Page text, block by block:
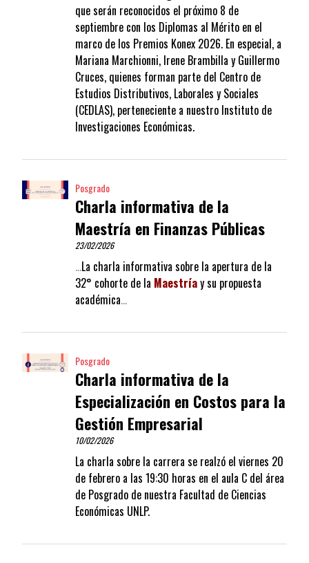
que serán reconocidos el próximo 8 de
septiembre con los Diplomas al Mérito en el
marco de los Premios Konex 2026. En especial, a
Mariana Marchionni, Irene Brambilla y Guillermo
Cruces, quienes forman parte del Centro de
Estudios Distributivos, Laborales y Sociales
(CEDLAS), perteneciente a nuestro Instituto de
Investigaciones Económicas.
Posgrado
Charla informativa de la
Maestría en Finanzas Públicas
23/02/2026
…La charla informativa sobre la apertura de la
32° cohorte de la Maestríay su propuesta
académica…
Posgrado
Charla informativa de la
Especialización en Costos para la
Gestión Empresarial
10/02/2026
La charla sobre la carrera se realzó el viernes 20
de febrero a las 19:30 horas en el aula C del área
de Posgrado de nuestra Facultad de Ciencias
Económicas UNLP.